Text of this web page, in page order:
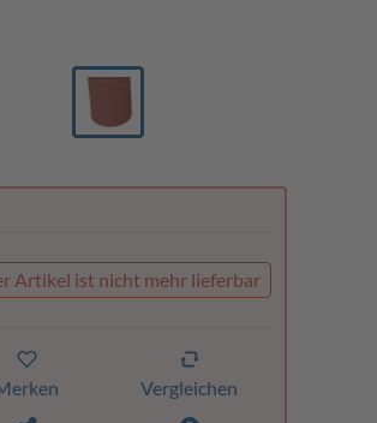
Artikel ist nicht mehr lieferbar
Vergleichen